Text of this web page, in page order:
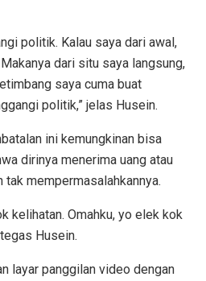
politik. Kalau saya dari awal,
dari situ saya langsung,
saya cuma buat
politik,” jelas Husein.
ini kemungkinan bisa
dirinya menerima uang atau
mempermasalahkannya.
kelihatan. Omahku, yo elek kok
Husein.
layar panggilan video dengan